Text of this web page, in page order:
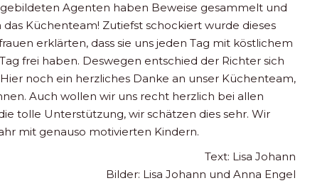
Agenten haben Beweise gesammelt und
Küchenteam! Zutiefst schockiert wurde dieses
erklärten, dass sie uns jeden Tag mit köstlichem
frei haben. Deswegen entschied der Richter sich
noch ein herzliches Danke an unser Küchenteam,
Auch wollen wir uns recht herzlich bei allen
tolle Unterstützung, wir schätzen dies sehr. Wir
mit genauso motivierten Kindern.
Text: Lisa Johann
Bilder: Lisa Johann und Anna Engel